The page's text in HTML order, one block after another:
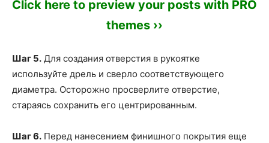
Click here to preview your posts with PRO
themes ››
Шаг 5. Для создания отверстия в рукоятке
используйте дрель и сверло соответствующего
диаметра. Осторожно просверлите отверстие,
стараясь сохранить его центрированным.
Шаг 6. Перед нанесением финишного покрытия еще